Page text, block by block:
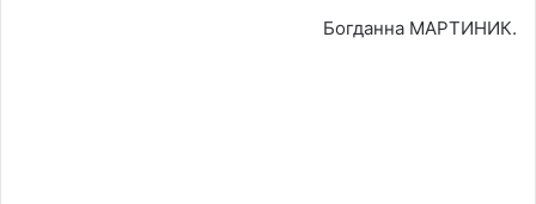
Богданна МАРТИНИК.